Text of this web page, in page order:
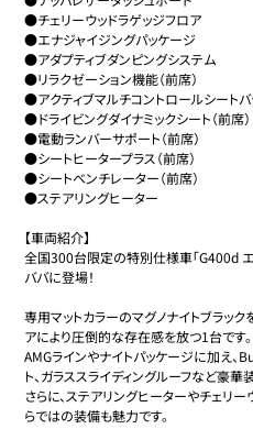
●チェリーウッドラゲッジフロア
●エナジャイジングパッケージ
●アダプティブダンピングシステム
●リラクゼーション機能（前席）
●アクティブマルチコントロールシートバ
●ドライビングダイナミックシート（前席）
●電動ランバーサポート（前席）
●シートヒータープラス（前席）
●シートベンチレーター（前席）
●ステアリングヒーター
【車両紹介】
全国300台限定の特別仕様車「G400d エ
ババに登場！
専用マットカラーのマグノナイトブラック
アにより圧倒的な存在感を放つ1台です。
AMGラインやナイトパッケージに加え、
ト、ガラススライディングルーフなど豪華
さらに、ステアリングヒーターやチェリ
らではの装備も魅力です。